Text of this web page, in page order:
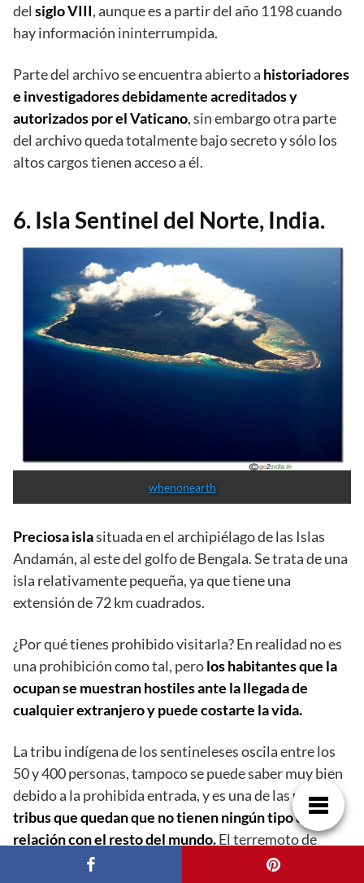
del siglo VIII, aunque es a partir del año 1198 cuando
hay información ininterrumpida.
Parte del archivo se encuentra abierto a historiadores
e investigadores debidamente acreditados y
autorizados por el Vaticano, sin embargo otra parte
del archivo queda totalmente bajo secreto y sólo los
altos cargos tienen acceso a él.
6. Isla Sentinel del Norte, India.
whenonearth
Preciosa islasituada en el archipiélago de las Islas
Andamán, al este del golfo de Bengala. Se trata de una
isla relativamente pequeña, ya que tiene una
extensión de 72 km cuadrados.
¿Por qué tienes prohibido visitarla? En realidad no es
una prohibición como tal, perolos habitantes que la
ocupan se muestran hostiles ante la llegada de
cualquier extranjero y puede costarte la vida.
La tribu indígena de los sentineleses oscila entre los
50 y 400 personas, tampoco se puede saber muy bien
debido a la prohibida entrada, y es una de laspocas
tribus que quedan que no tienen ningún tipo de
relación con el resto del mundo.El terremoto de
2004 provocó la muerte de muchos de los habitantes,